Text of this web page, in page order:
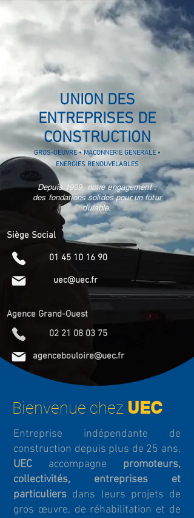
UNION DES
ENTREPRISES DE
CONSTRUCTION
GROS-OEUVRE •MACONNERIE GENERALE•
ENERGIES RENOUVELABLES
Depuis 1999, notre engagement :
des fondations solides pour un futur
durable.
Siège Social
01 45 10 16 90
uec@uec.fr
Agence Grand-Ouest
02 21 08 03 75
agencebouloire@uec.fr
Bienvenue chez UEC
Entreprise indépendante de
construction depuis plus de 25 ans,
UEC accompagne promoteurs,
collectivités, entreprises et
particuliers dans leurs projets de
gros œuvre, de réhabilitation et de